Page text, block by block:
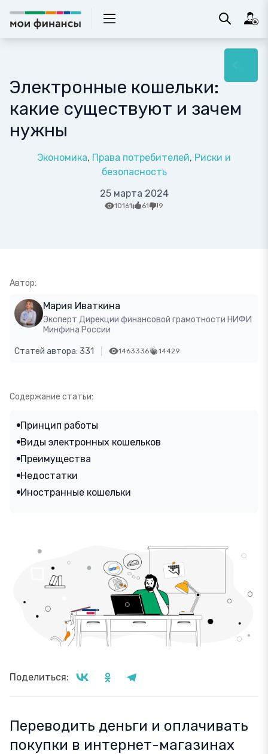
Электронные кошельки:
какие существуют и зачем
нужны
Экономика Права потребителей Риски и
безопасность
25 марта 2024
10161 61 9
Автор:
Мария Иваткина
Эксперт Дирекции финансовой грамотности НИФИ
Минфина России
Статей автора: 331 1463336 14429
Содержание статьи:
Принцип работы
Виды электронных кошельков
Преимущества
Недостатки
Иностранные кошельки
Поделиться:
Переводить деньги и оплачивать
покупки в интернет-магазинах